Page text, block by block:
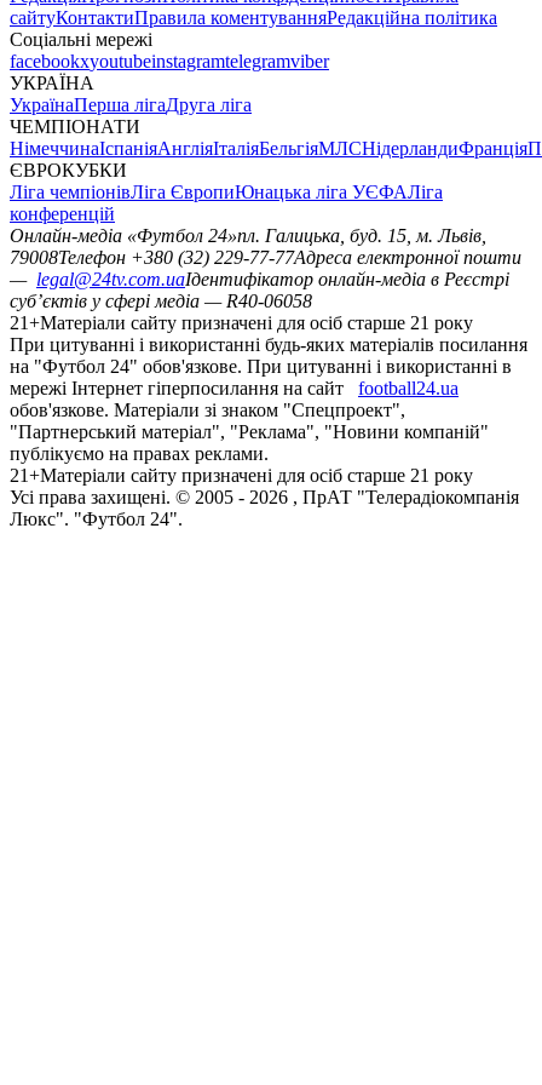
сайтуКонтактиПравила коментуванняРедакційна політика
Соціальні мережі
facebookxyoutubeinstagramtelegramviber
УКРАЇНА
УкраїнаПерша лігаДруга ліга
ЧЕМПІОНАТИ
НімеччинаІспаніяАнгліяІталіяБельгіяМЛСНідерландиФранція
ЄВРОКУБКИ
Ліга чемпіонівЛіга ЄвропиЮнацька ліга УЄФАЛіга
конференцій
Онлайн-медіа «Футбол 24»пл. Галицька, буд. 15, м. Львів,
79008Телефон +380 (32) 229-77-77Адреса електронної пошти
— legal@24tv.com.uaІдентифікатор онлайн-медіа в Реєстрі
суб’єктів у сфері медіа — R40-06058
21+Матеріали сайту призначені для осіб старше 21 року
При цитуванні і використанні будь-яких матеріалів посилання
на "Футбол 24" обов'язкове. При цитуванні і використанні в
мережі Інтернет гіперпосилання на сайт
football24.ua
обов'язкове. Матеріали зі знаком "Спецпроект",
"Партнерський матеріал", "Реклама", "Новини компаній"
публікуємо на правах реклами.
21+Матеріали сайту призначені для осіб старше 21 року
Усi права захищенi. © 2005 - 2026 , ПрАТ "Телерадіокомпанія
Люкс". "Футбол 24".